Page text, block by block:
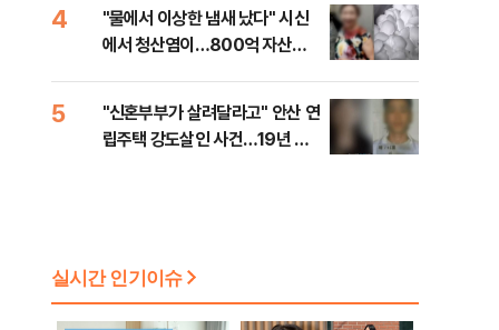
4
"물에서 이상한 냄새 났다" 시신
에서 청산염이…800억 자산가
5
"신혼부부가 살려달라고" 안산 연
립주택 강도살인 사건…19년 만